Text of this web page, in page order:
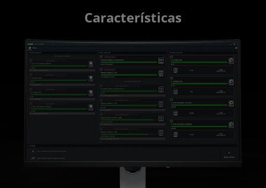
Características